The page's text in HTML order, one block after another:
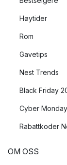
Høytider
Rom
Gavetips
Nest Trends
Black Friday
Cyber Monday
Rabattkoder
OM OSS